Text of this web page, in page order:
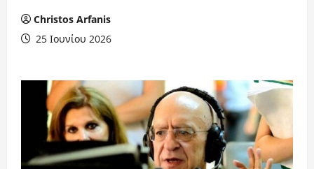
Christos Arfanis
25 Ιουνίου 2026